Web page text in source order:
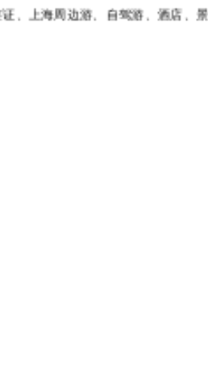
海周边游、自驾游、酒店、景